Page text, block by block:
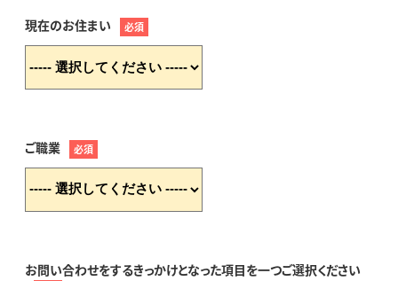
現在のお住まい 必須
ご職業 必須
お問い合わせをするきっかけとなった項目を一つご選択ください